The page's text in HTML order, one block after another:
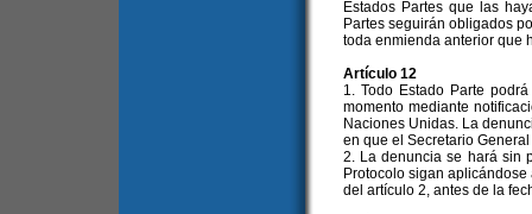
Estados Partes que las
Partes seguirán obligados
toda enmienda anterior que
Artículo 12
1. Todo Estado Parte
momento mediante
Naciones Unidas. La
en que el Secretario
2. La denuncia se hará sin
Protocolo sigan
del artículo 2, antes de la